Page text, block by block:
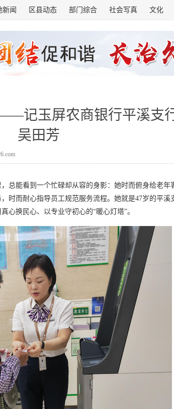
新闻 区县动态 部门综合 社会写真 文化
记玉屏农商银行平溪支
吴田芳
总能看到一个忙碌却从容的身影：她时而俯身给老年
时而耐心指导员工规范服务流程。她就是47岁的平溪
心换民心、以专业守初心的“暖心灯塔”。